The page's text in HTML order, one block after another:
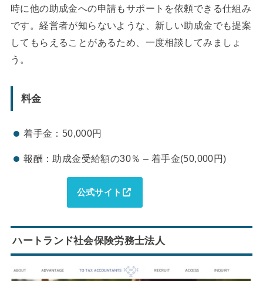
時に他の助成金への申請もサポートを依頼できる仕組み
です。経営者が知らないような、新しい助成金でも提案
してもらえることがあるため、一度相談してみましょ
う。
料金
着手金：50,000円
報酬：助成金受給額の30％ – 着手金(50,000円)
公式サイト
ハートランド社会保険労務士法人